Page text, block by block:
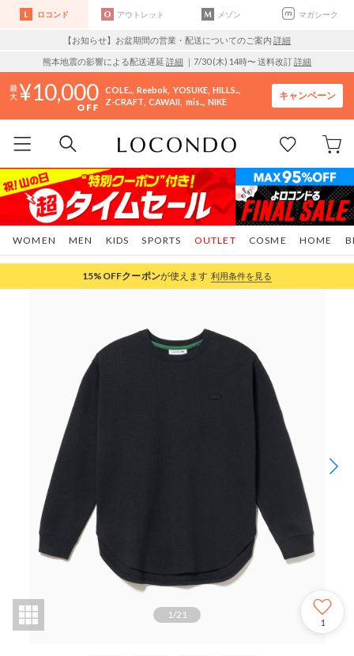
ロコンド アウトレット メゾン マガシーク
【お知らせ】お盆期間の営業・配送についてのご案内 詳細
熊本地震の影響による配送遅延 詳細 ｜7/30 (木) 14時〜 送料改訂詳細
10,000 COLE.. Reebok YOSUKE HILLS..
Z-CRAFT CAWAII mis.. NIKE
キャンペーン
WOMEN MEN KIDS SPORTS COSME HOME
OUTLET
15%OFFクーポンが使えます 利用条件を見る
1/21
1